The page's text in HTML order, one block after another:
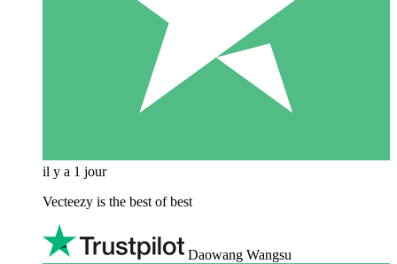
il y a 1 jour
Vecteezy is the best of best
Daowang Wangsu